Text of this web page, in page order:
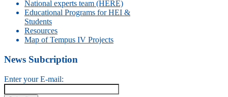
National experts team (HERE)
Educational Programs for HEI &
Students
Resources
Map of Tempus IV Projects
News Subcription
Enter your E-mail: